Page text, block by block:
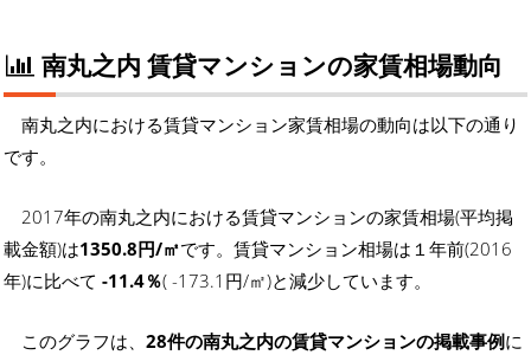
南丸之内 賃貸マンションの家賃相場動向
南丸之内における賃貸マンション家賃相場の動向は以下の通り
です。
2017年の南丸之内における賃貸マンションの家賃相場(平均掲
載金額)は1350.8円/㎡です。賃貸マンション相場は１年前(2016
年)に比べて -11.4％( -173.1円/㎡)と減少しています。
このグラフは、 28件の南丸之内の賃貸マンションの掲載事例に